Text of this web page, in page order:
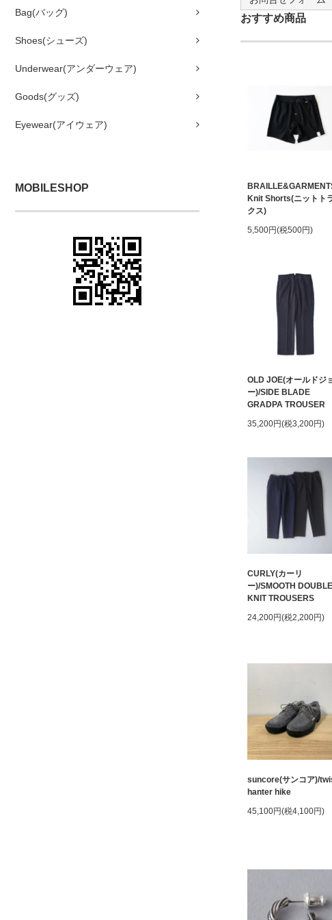
Bag(バッグ)
Shoes(シューズ)
Underwear(アンダーウェア)
Goods(グッズ)
Eyewear(アイウェア)
MOBILESHOP
おすすめ商品
Knit Shorts(ニットト
クス)
5,500円(税500円)
OLD JOE(オールドジ
ー)/SIDE BLADE
GRADPA TROUSER
35,200円(税3,200円)
CURLY(カーリ
ー)/SMOOTH
KNIT TROUSERS
24,200円(税2,200円)
suncore(サンコア)/
hanter hike
45,100円(税4,100円)